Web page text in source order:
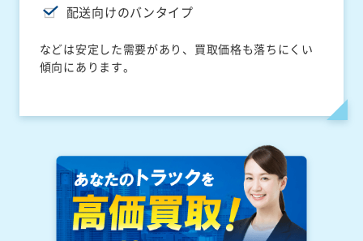
配送向けのバンタイプ
などは安定した需要があり、買取価格も落ちにくい
傾向にあります。